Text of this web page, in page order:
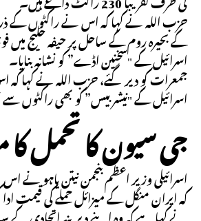
حزب اللہ نے کہا کہ اس نے راکٹوں کے
کے بحیرہ روم کے ساحل پر حیفہ خلیج
اسرائیل کے "سخنین اڈے” کو نشانہ بنایا۔
جمعرات کو دیر گئے، حزب اللہ نے کہا
اسرائیل کے "نیشر بیس” کو بھی راکٹوں سے
جی سیون کا تحمل کا
اسرائیلی وزیر اعظم بنجمن نیتن یاہو نے
کہ ایران منگل کے میزائل حملے کی قیمت